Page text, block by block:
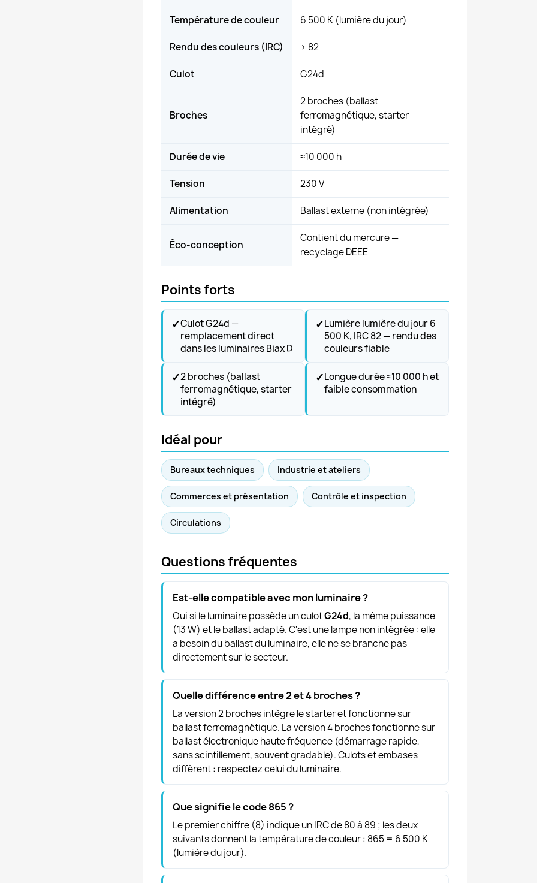
Température de couleur 6 500 K (lumière du jour)
Rendu des couleurs (IRC) > 82
Culot G24d
Broches
2 broches (ballast
ferromagnétique, starter
intégré)
Durée de vie ≈10 000 h
Tension 230 V
Alimentation Ballast externe (non intégrée)
Éco-conception
Contient du mercure —
recyclage DEEE
Points forts
✓Culot G24d —
remplacement direct
dans les luminaires Biax D
✓Lumière lumière du jour 6
500 K, IRC 82 — rendu des
couleurs fiable
✓2 broches (ballast
ferromagnétique, starter
intégré)
✓Longue durée ≈10 000 h et
faible consommation
Idéal pour
Bureaux techniques Industrie et ateliers
Commerces et présentation Contrôle et inspection
Circulations
Questions fréquentes
Est-elle compatible avec mon luminaire ?
Oui si le luminaire possède un culotG24d, la même puissance
(13 W) et le ballast adapté. C'est une lampe non intégrée : elle
a besoin du ballast du luminaire, elle ne se branche pas
directement sur le secteur.
Quelle différence entre 2 et 4 broches ?
La version 2 broches intègre le starter et fonctionne sur
ballast ferromagnétique. La version 4 broches fonctionne sur
ballast électronique haute fréquence (démarrage rapide,
sans scintillement, souvent gradable). Culots et embases
diffèrent : respectez celui du luminaire.
Que signifie le code 865 ?
Le premier chiffre (8) indique un IRC de 80 à 89 ; les deux
suivants donnent la température de couleur : 865 = 6 500 K
(lumière du jour).